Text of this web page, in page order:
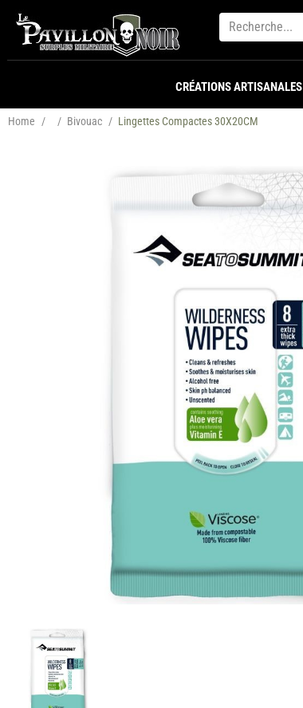
CRÉATIONS ARTISANALES
Home / / Bivouac / Lingettes Compactes 30X20CM